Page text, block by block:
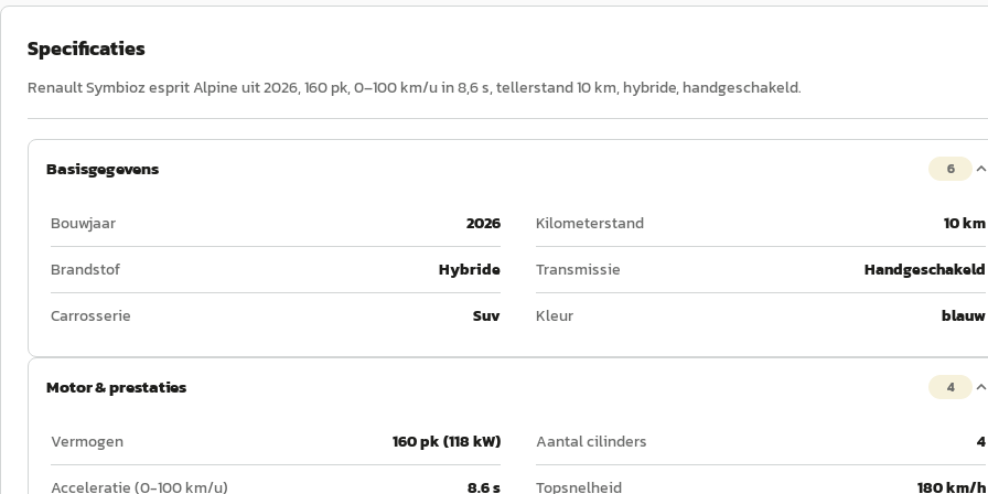
Specificaties
Renault Symbioz esprit Alpine uit 2026, 160 pk, 0–100 km/u in 8,6 s, tellerstand 10 km, hybride, handgeschakeld.
Basisgegevens 6
Bouwjaar 2026 Kilometerstand
10 km
Brandstof
Hybride Transmissie
Handgeschakeld
Carrosserie
Suv Kleur blauw
Motor & prestaties 4
Vermogen 160 pk (118 kW) Aantal cilinders
4
Acceleratie (0-100 km/u)
8.6 s Topsnelheid 180 km/h